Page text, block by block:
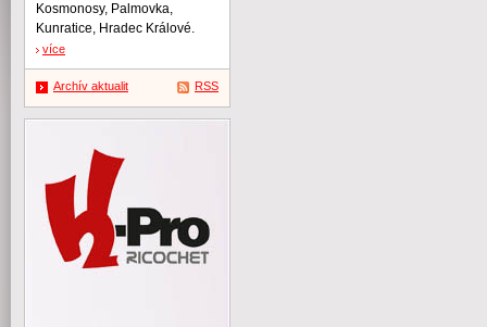
Kosmonosy, Palmovka,
Kunratice, Hradec Králové.
více
Archív aktualit RSS